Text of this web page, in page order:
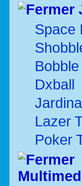
Space
Dxball
Lazer
Poker